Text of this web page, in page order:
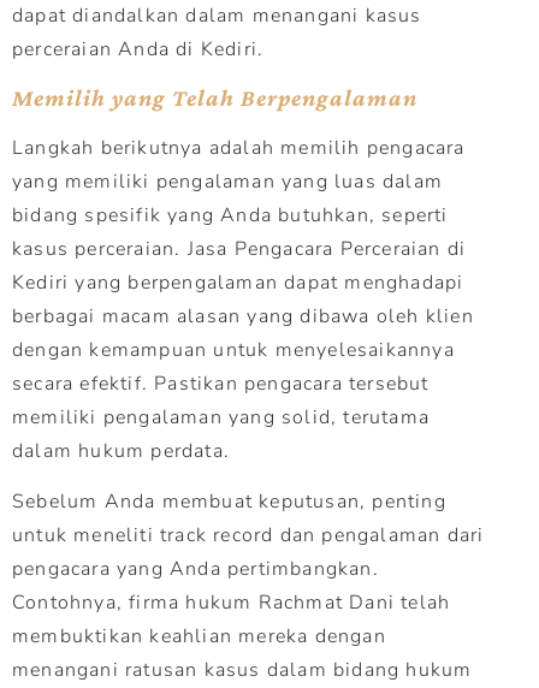
dapat diandalkan dalam menangani kasus
perceraian Anda di Kediri.
Memilih yang Telah Berpengalaman
Langkah berikutnya adalah memilih pengacara
yang memiliki pengalaman yang luas dalam
bidang spesifik yang Anda butuhkan, seperti
kasus perceraian. Jasa Pengacara Perceraian di
Kediri yang berpengalaman dapat menghadapi
berbagai macam alasan yang dibawa oleh klien
dengan kemampuan untuk menyelesaikannya
secara efektif. Pastikan pengacara tersebut
memiliki pengalaman yang solid, terutama
dalam hukum perdata.
Sebelum Anda membuat keputusan, penting
untuk meneliti track record dan pengalaman dari
pengacara yang Anda pertimbangkan.
Contohnya, firma hukum Rachmat Dani telah
membuktikan keahlian mereka dengan
menangani ratusan kasus dalam bidang hukum